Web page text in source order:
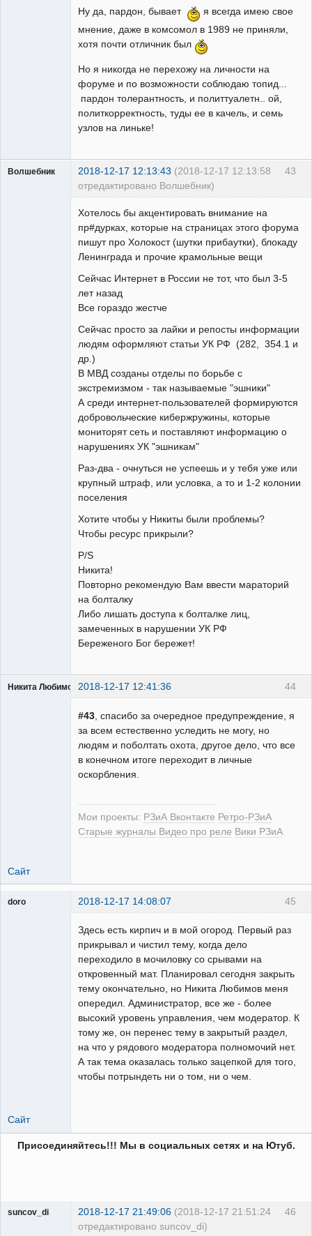
Ну да, пардон, бывает
я всегда имею свое
мнение, даже в комсомол в 1989 не приняли,
хотя почти отличник был
Но я никогда не перехожу на личности на
форуме и по возможности соблюдаю топид...
пардон толерантность, и политтуалетн.. ой,
политкорректность, туды ее в качель, и семь
узлов на линьке!
43
Волшебник 2018-12-17 12:13:43 (2018-12-17 12:13:58
отредактировано Волшебник)
Хотелось бы акцентировать внимание на
пр#дурках, которые на страницах этого форума
пишут про Холокост (шутки прибаутки), блокаду
Ленинграда и прочие крамольные вещи
Сейчас Интернет в России не тот, что был 3-5
лет назад
Все гораздо жестче
Сейчас просто за лайки и репосты информации
людям оформляют статьи УК РФ (282, 354.1 и
др.)
В МВД созданы отделы по борьбе с
экстремизмом - так называемые "эшники"
А среди интернет-пользователей формируются
добровольческие кибержружины, которые
мониторят сеть и поставляют информацию о
нарушениях УК "эшникам"
Раз-два - очнуться не успеешь и у тебя уже или
крупный штраф, или условка, а то и 1-2 колонии
поселения
Хотите чтобы у Никиты были проблемы?
Чтобы ресурс прикрыли?
P/S
Никита!
Повторно рекомендую Вам ввести мараторий
на болталку
Либо лишать доступа к болталке лиц,
замеченных в нарушении УК РФ
Береженого Бог бережет!
44
Никита Любимов 2018-12-17 12:41:36
#43 , спасибо за очередное предупреждение, я
за всем естественно уследить не могу, но
людям и поболтать охота, другое дело, что все
в конечном итоге переходит в личные
оскорбления.
Мои проекты: РЗиА Вконтакте Ретро-РЗиА
Старые журналы Видео про реле Вики РЗиА
Сайт
45
doro 2018-12-17 14:08:07
Здесь есть кирпич и в мой огород. Первый раз
прикрывал и чистил тему, когда дело
переходило в мочиловку со срывами на
откровенный мат. Планировал сегодня закрыть
тему окончательно, но Никита Любимов меня
опередил. Администратор, все же - более
высокий уровень управления, чем модератор. К
тому же, он перенес тему в закрытый раздел,
на что у рядового модератора полномочий нет.
А так тема оказалась только зацепкой для того,
чтобы потрындеть ни о том, ни о чем.
Сайт
Присоединяйтесь!!! Мы в социальных сетях и на Ютуб.
46
suncov_di 2018-12-17 21:49:06 (2018-12-17 21:51:24
отредактировано suncov_di)